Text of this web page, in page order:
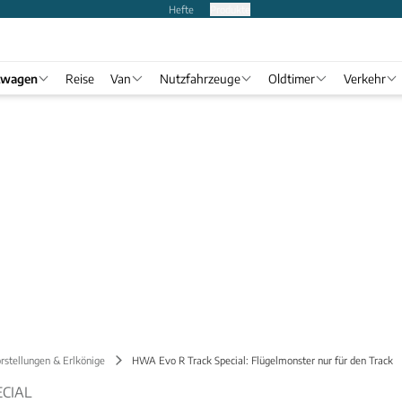
Hefte
Reise Van Nutzfahrzeuge Oldtimer Verkehr
& Erlkönige HWA Evo R Track Special: Flügelmonster nur für den Track